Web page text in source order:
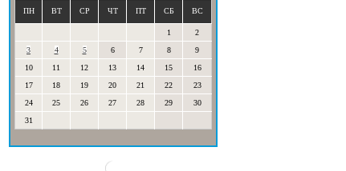
ПН ВТ СР ЧТ ПТ СБ ВС
1
2
3
4 5 6 7 8
9
10
11 12 13 14 15
16
17
18 19 20 21 22
23
24
25 26 27 28 29
30
31